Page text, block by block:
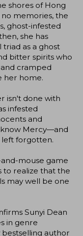
shores of Hong
no memories, the
ghost-infested
she has
as a ghost
bitter spirits who
cramped
her home.
isn't done with
infested
and
Mercy—and
forgotten.
mouse game
to realize that the
may well be one
Sunyi Dean
in genre
bestselling author